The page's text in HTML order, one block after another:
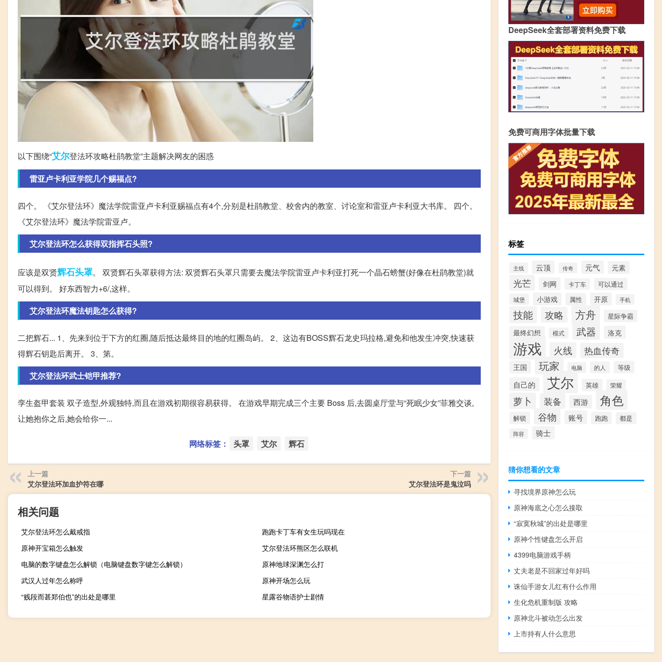
以下围绕“艾尔登法环攻略杜鹃教堂”主题解决网友的困惑
雷亚卢卡利亚学院几个赐福点?
四个。 《艾尔登法环》魔法学院雷亚卢卡利亚赐福点有4个,分别是杜鹃教堂、校舍内的教室、讨论室和雷亚卢卡利亚大书库。 四个。
《艾尔登法环》魔法学院雷亚卢。
艾尔登法环怎么获得双指挥石头照?
应该是双贤辉石头罩。 双贤辉石头罩获得方法: 双贤辉石头罩只需要去魔法学院雷亚卢卡利亚打死一个晶石螃蟹(好像在杜鹃教堂)就
可以得到。 好东西智力+6/,这样。
艾尔登法环魔法钥匙怎么获得?
二把辉石... 1、先来到位于下方的红圈,随后抵达最终目的地的红圈岛屿。 2、这边有BOSS辉石龙史玛拉格,避免和他发生冲突,快速获
得辉石钥匙后离开。 3、第。
艾尔登法环武士铠甲推荐?
孪生盔甲套装 双子造型,外观独特,而且在游戏初期很容易获得。 在游戏早期完成三个主要 Boss 后,去圆桌厅堂与“死眠少女”菲雅交谈,
让她抱你之后,她会给你一...
网络标签： 头罩 艾尔 辉石
上一篇
艾尔登法环加血护符在哪
下一篇
艾尔登法环是鬼泣吗
相关问题
艾尔登法环怎么戴戒指
跑跑卡丁车有女生玩吗现在
原神开宝箱怎么触发
艾尔登法环熊区怎么联机
电脑的数字键盘怎么解锁（电脑键盘数字键怎么解锁）
原神地球深渊怎么打
武汉人过年怎么称呼
原神开场怎么玩
“贱段而甚郑伯也”的出处是哪里
星露谷物语护士剧情
DeepSeek全套部署资料免费下载
免费可商用字体批量下载
标签
主线 云顶 传奇 元气 元素
光芒 剑网 卡丁车 可以通过
城堡 小游戏 属性 开原 手机
技能 攻略 方舟 星际争霸
最终幻想 模式 武器 洛克
游戏 火线 热血传奇
王国 玩家 电脑 的人 等级
自己的 艾尔 英雄 荣耀
萝卜 装备 西游 角色
解锁 谷物 账号 跑跑 都是
阵容 骑士
猜你想看的文章
寻找境界原神怎么玩
原神海底之心怎么接取
“寂寞秋城”的出处是哪里
原神个性键盘怎么开启
4399电脑游戏手柄
丈夫老是不回家过年好吗
诛仙手游女儿红有什么作用
生化危机重制版 攻略
原神北斗被动怎么出发
上市持有人什么意思